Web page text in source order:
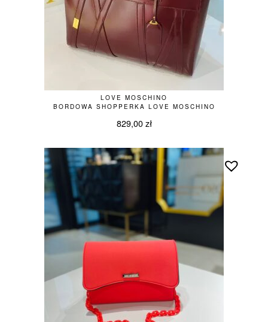
LOVE MOSCHINO
BORDOWA SHOPPERKA LOVE MOSCHINO
829,00 zł